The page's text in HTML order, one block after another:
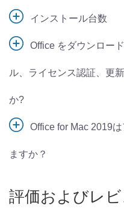
インストール台数
Office をダウンロー
ル、ライセンス認証、更
か?
Office for Mac 2019
ますか？
評価およびレ